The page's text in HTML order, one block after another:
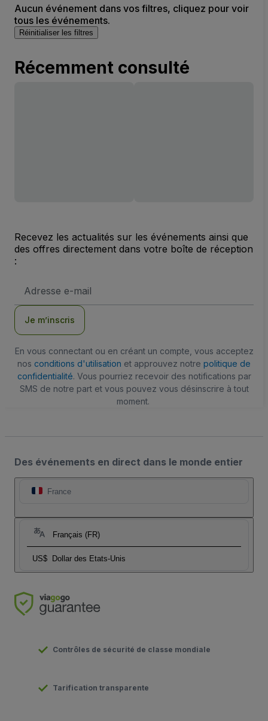
Aucun événement dans vos filtres, cliquez pour voir
tous les événements.
Réinitialiser les filtres
Récemment consulté
Recevez les actualités sur les événements ainsi que
des offres directement dans votre boîte de réception
:
e-
Je m’inscris
En vous connectant ou en créant un compte, vous acceptez
nos conditions d'utilisation et approuvez notre politique de
confidentialité. Vous pourriez recevoir des notifications par
SMS de notre part et vous pouvez vous désinscrire à tout
moment.
Des événements en direct dans le monde entier
France
Français (FR)
US$ Dollar des Etats-Unis
Contrôles de sécurité de classe mondiale
Tarification transparente